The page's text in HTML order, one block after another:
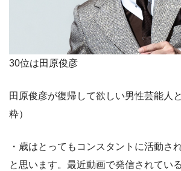
30位は田原俊彦
田原俊彦が復帰して欲しい男性芸能人
粋）
・歳はとってもコンスタントに活動さ
と思います。最近動画で発信されてい